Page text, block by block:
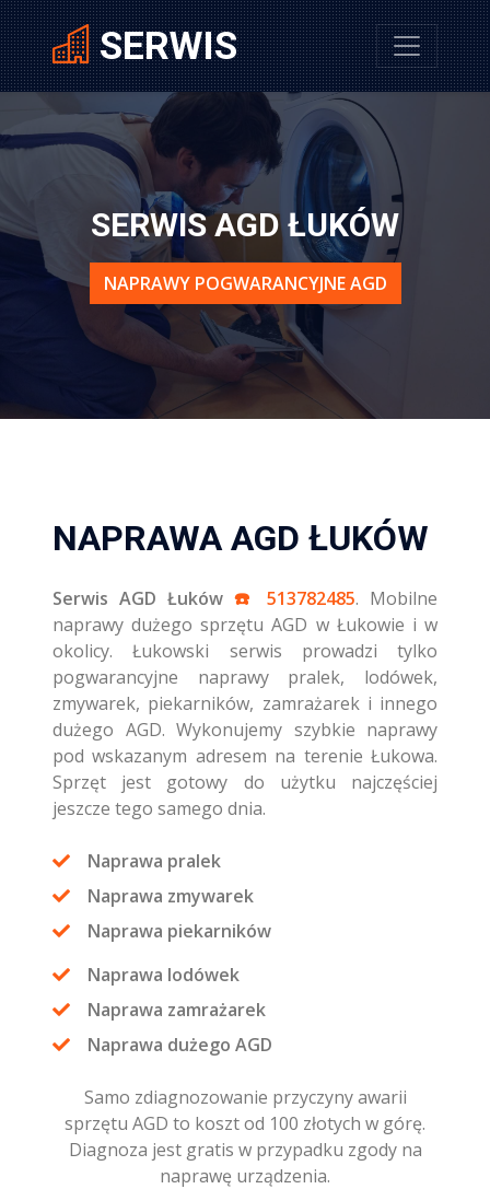
SERWIS
SERWIS AGD ŁUKÓW
NAPRAWY POGWARANCYJNE AGD
NAPRAWA AGD ŁUKÓW
Serwis AGD Łuków ☎️ 513782485. Mobilne
naprawy dużego sprzętu AGD w Łukowie i w
okolicy. Łukowski serwis prowadzi tylko
pogwarancyjne naprawy pralek, lodówek,
zmywarek, piekarników, zamrażarek i innego
dużego AGD. Wykonujemy szybkie naprawy
pod wskazanym adresem na terenie Łukowa.
Sprzęt jest gotowy do użytku najczęściej
jeszcze tego samego dnia.
Naprawa pralek
Naprawa zmywarek
Naprawa piekarników
Naprawa lodówek
Naprawa zamrażarek
Naprawa dużego AGD
Samo zdiagnozowanie przyczyny awarii
sprzętu AGD to koszt od 100 złotych w górę.
Diagnoza jest gratis w przypadku zgody na
naprawę urządzenia.